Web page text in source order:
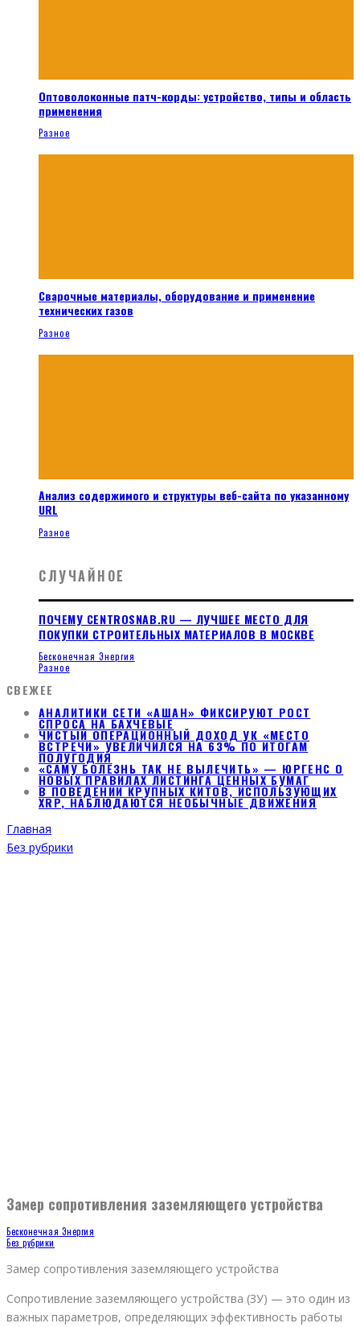
Оптоволоконные патч-корды: устройство, типы и область
применения
Разное
Сварочные материалы, оборудование и применение
технических газов
Разное
Анализ содержимого и структуры веб-сайта по указанному
URL
Разное
СЛУЧАЙНОЕ
ПОЧЕМУ CENTROSNAB.RU — ЛУЧШЕЕ МЕСТО ДЛЯ
ПОКУПКИ СТРОИТЕЛЬНЫХ МАТЕРИАЛОВ В МОСКВЕ
Бесконечная Энергия
Разное
СВЕЖЕЕ
АНАЛИТИКИ СЕТИ «АШАН» ФИКСИРУЮТ РОСТ
СПРОСА НА БАХЧЕВЫЕ
ЧИСТЫЙ ОПЕРАЦИОННЫЙ ДОХОД УК «МЕСТО
ВСТРЕЧИ» УВЕЛИЧИЛСЯ НА 63% ПО ИТОГАМ
ПОЛУГОДИЯ
«САМУ БОЛЕЗНЬ ТАК НЕ ВЫЛЕЧИТЬ» — ЮРГЕНС О
НОВЫХ ПРАВИЛАХ ЛИСТИНГА ЦЕННЫХ БУМАГ
В ПОВЕДЕНИИ КРУПНЫХ КИТОВ, ИСПОЛЬЗУЮЩИХ
XRP, НАБЛЮДАЮТСЯ НЕОБЫЧНЫЕ ДВИЖЕНИЯ
Главная
Без рубрики
Замер сопротивления заземляющего устройства
Бесконечная Энергия
Без рубрики
Замер сопротивления заземляющего устройства
Сопротивление заземляющего устройства (ЗУ) — это один из
важных параметров, определяющих эффективность работы